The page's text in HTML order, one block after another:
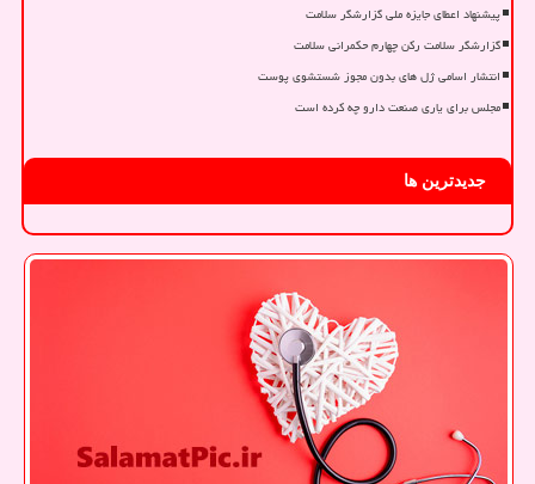
پیشنهاد اعطای جایزه ملی گزارشگر سلامت
گزارشگر سلامت رکن چهارم حکمرانی سلامت
انتشار اسامی ژل های بدون مجوز شستشوی پوست
مجلس برای یاری صنعت دارو چه کرده است
جدیدترین ها